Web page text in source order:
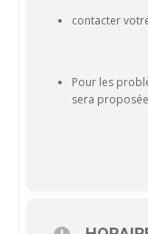
contacter
Pour les
sera proposée